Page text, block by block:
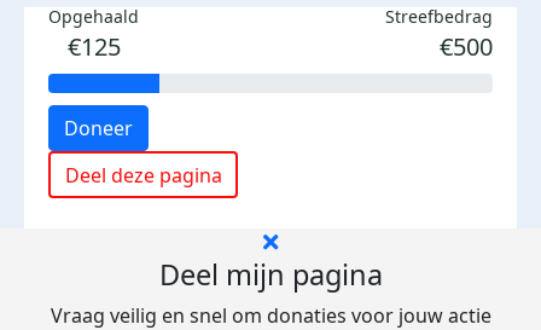
Opgehaald
€125
Streefbedrag
€500
Doneer
Deel deze pagina
Deel mijn pagina
Vraag veilig en snel om donaties voor jouw actie